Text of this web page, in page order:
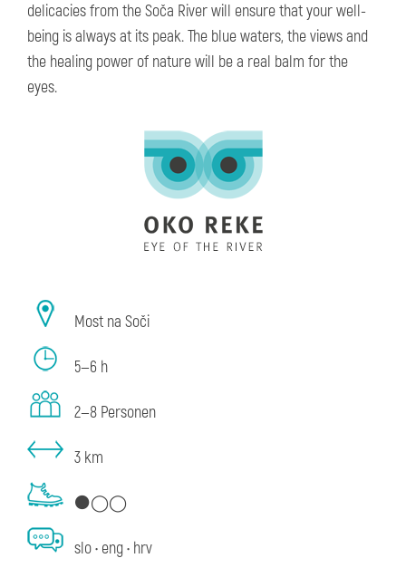
delicacies from the Soča River will ensure that your well-
being is always at its peak. The blue waters, the views and
the healing power of nature will be a real balm for the
eyes.
Most na Soči
5—6 h
2—8 Personen
3 km
⚫◯◯
slo • eng • hrv